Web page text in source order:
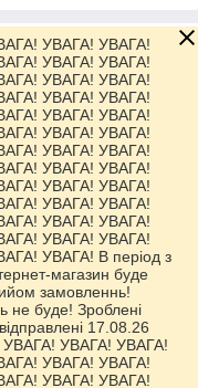
УВАГА! УВАГА!
УВАГА! УВАГА!
УВАГА! УВАГА!
УВАГА! УВАГА!
УВАГА! УВАГА!
УВАГА! УВАГА!
УВАГА! УВАГА!
УВАГА! УВАГА!
УВАГА! УВАГА!
УВАГА! УВАГА!
УВАГА! УВАГА!
УВАГА! УВАГА!
УВАГА! В період з
магазин буде
замовленнь!
не буде! Зроблені
17.08.26
УВАГА! УВАГА! УВАГА!
УВАГА! УВАГА!
УВАГА! УВАГА!